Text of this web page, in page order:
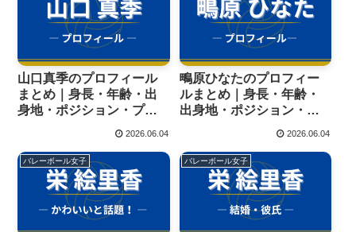
山口真季のプロフィール
まとめ｜身長・年齢・出
身地・ポジション・プレ
ースタイルも紹介！
2026.06.04
鴫原ひなたのプロフィー
ルまとめ｜身長・年齢・
出身地・ポジション・プ
レースタイルも紹介！
2026.06.04
バレーボール女子 バレーボール女子